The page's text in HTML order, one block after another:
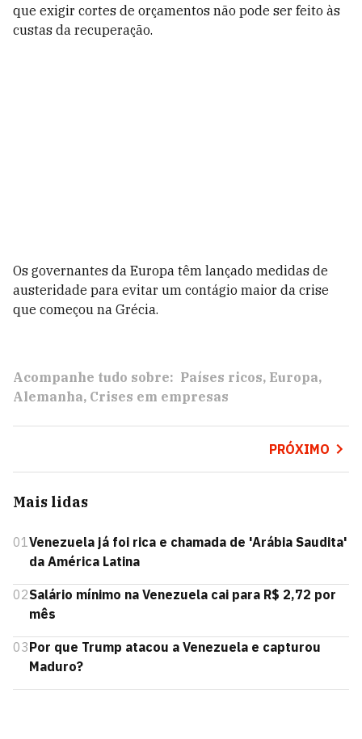
que exigir cortes de orçamentos não pode ser feito às
custas da recuperação.
Os governantes da Europa têm lançado medidas de
austeridade para evitar um contágio maior da crise
que começou na Grécia.
Acompanhe tudo sobre: Países ricos Europa
Alemanha Crises em empresas
PRÓXIMO
Mais lidas
01Venezuela já foi rica e chamada de 'Arábia Saudita'
da América Latina
02Salário mínimo na Venezuela cai para R$ 2,72 por
mês
03Por que Trump atacou a Venezuela e capturou
Maduro?